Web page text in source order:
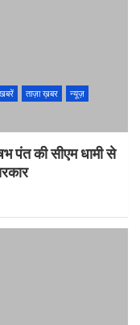
ताज़ा ख़बर
न्यूज़
पंत की सीएम धामी से